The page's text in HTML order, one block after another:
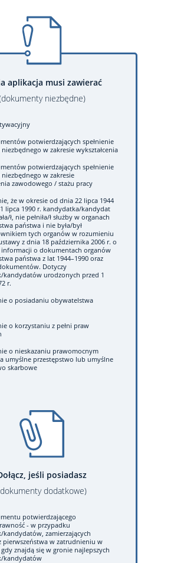
aplikacja musi zawierać
niezbędne)
potwierdzających spełnienie
w zakresie wykształcenia
potwierdzających spełnienie
w zakresie
zawodowego / stażu pracy
że w okresie od dnia 22 lipca 1944
lipca 1990 r. kandydatka/kandydat
ł, nie pełniła/ł służby w organach
państwa i nie była/był
tych organów w rozumieniu
z dnia 18 października 2006 r. o
o dokumentach organów
państwa z lat 1944–1990 oraz
Dotyczy
kandydatów urodzonych przed 1
r.
o posiadaniu obywatelstwa
o korzystaniu z pełni praw
o nieskazaniu prawomocnym
umyślne przestępstwo lub umyślne
skarbowe
jeśli posiadasz
dodatkowe)
potwierdzającego
- w przypadku
kandydatów, zamierzających
pierwszeństwa w zatrudnieniu w
znajdą się w gronie najlepszych
kandydatów